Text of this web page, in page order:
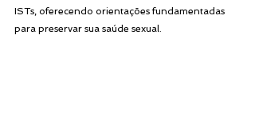
ISTs, oferecendo orientações fundamentadas
para preservar sua saúde sexual.